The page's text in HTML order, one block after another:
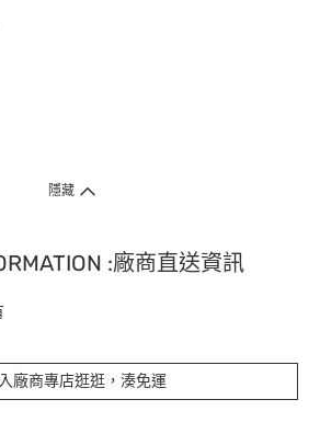
隱藏
:廠商直送資訊
廠商專店逛逛，湊免運